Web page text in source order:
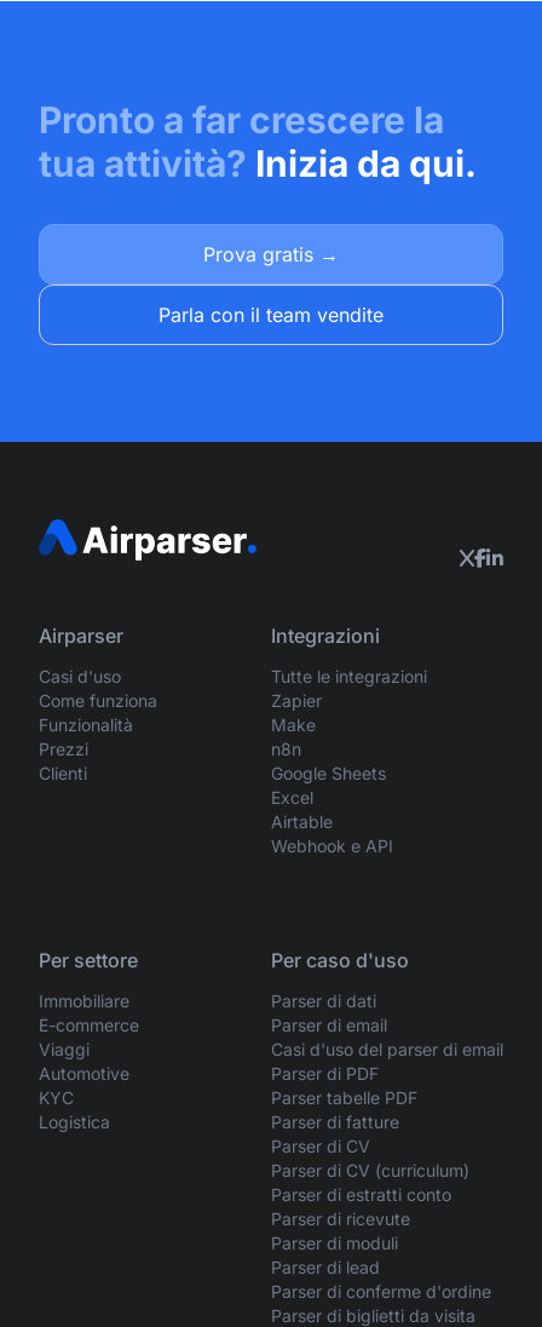
Pronto a far crescere la
tua attività? Inizia da qui.
Prova gratis →
Parla con il team vendite
Airparser
Casi d'uso
Come funziona
Funzionalità
Prezzi
Clienti
Integrazioni
Tutte le integrazioni
Zapier
Make
n8n
Google Sheets
Excel
Airtable
Webhook e API
Per settore
Immobiliare
E-commerce
Viaggi
Automotive
KYC
Logistica
Per caso d'uso
Parser di dati
Parser di email
Casi d'uso del parser di email
Parser di PDF
Parser tabelle PDF
Parser di fatture
Parser di CV
Parser di CV (curriculum)
Parser di estratti conto
Parser di ricevute
Parser di moduli
Parser di lead
Parser di conferme d'ordine
Parser di biglietti da visita